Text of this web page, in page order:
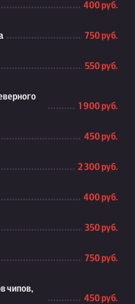
400 руб.
750 руб.
550 руб.
1 900 руб.
450 руб.
2 300 руб.
400 руб.
350 руб.
750 руб.
чипов,
450 руб.